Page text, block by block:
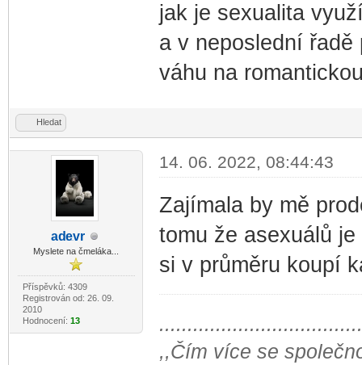
jak je sexualita
a v neposlední
váhu na
Hledat
adevr
Myslete na čmeláka...
Příspěvků: 4309
Registrován od: 26. 09.
2010
Hodnocení: 13
14. 06. 2022, 08:44:43
Zajímala by mě
tomu že asexuálů
si v průměru koupí
,,Čím více se